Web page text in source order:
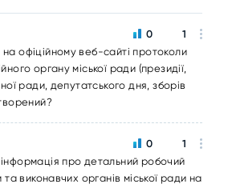
офіційному веб-сайті протоколи
органу міської ради (президії,
ради, депутатського дня, зборів
0 1
про детальний робочий
та виконавчих органів міської ради на
0 1